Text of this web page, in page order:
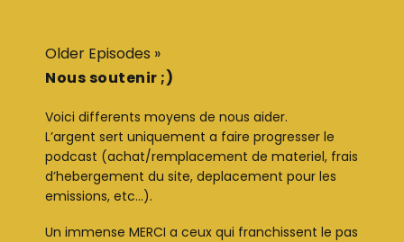
Older Episodes »
Nous soutenir ;)
Voici differents moyens de nous aider.
L’argent sert uniquement a faire progresser le
podcast (achat/remplacement de materiel, frais
d’hebergement du site, deplacement pour les
emissions, etc…).
Un immense MERCI a ceux qui franchissent le pas